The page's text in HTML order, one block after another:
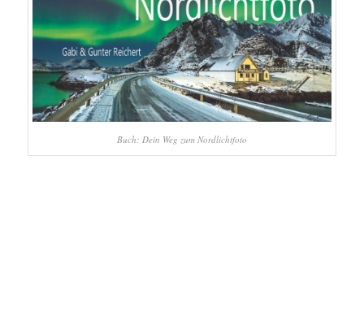
Buch: Dein Weg zum Nordlichtfoto